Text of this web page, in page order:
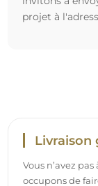
compter sur